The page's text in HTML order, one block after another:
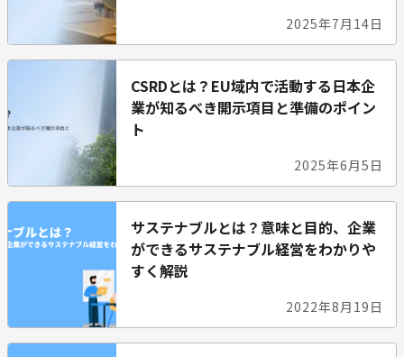
2025年7月14日
CSRDとは？EU域内で活動する日本企
業が知るべき開示項目と準備のポイン
ト
2025年6月5日
サステナブルとは？意味と目的、企業
ができるサステナブル経営をわかりや
すく解説
2022年8月19日